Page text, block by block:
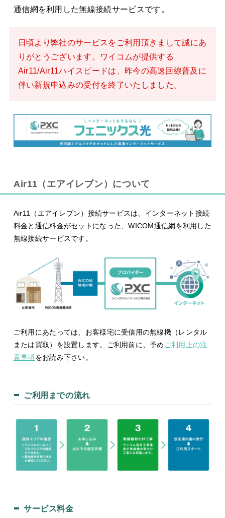
通信網を利用した無線接続サービスです。
日頃より弊社のサービスをご利用頂きまして誠にあ
りがとうございます。ワイコムが提供する
Air11/Air11ハイスピードは、昨今の高速回線普及に
伴い新規申込みの受付を終了いたしました。
Air11（エアイレブン）について
Air11（エアイレブン）接続サービスは、インターネット接続
料金と通信料金がセットになった、WICOM通信網を利用した
無線接続サービスです。
ご利用にあたっては、お客様宅に受信用の無線機（レンタル
または買取）を設置します。ご利用前に、予め ご利用上の注
意事項をお読み下さい。
ご利用までの流れ
サービス料金